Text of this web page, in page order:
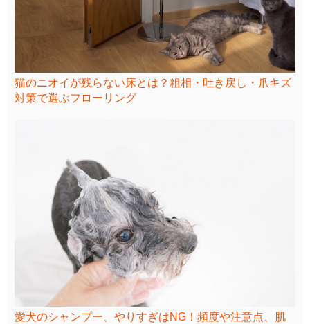
猫のニオイが残らない床とは？粗相・吐き戻し・爪キズ
対策で選ぶフローリング
愛犬のシャンプー、やりすぎはNG！頻度や注意点、肌